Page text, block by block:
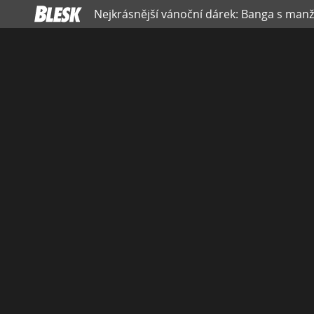
Nejkrásnější vánoční dárek: Banga s